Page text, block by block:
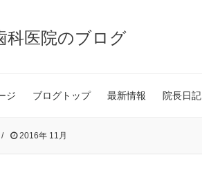
科医院のブログ
ジ ブログトップ 最新情報 院長日記
/ 2016年 11月